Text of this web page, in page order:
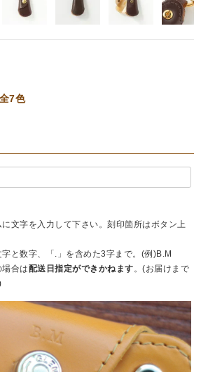
7色
文字を入力して下さい。刻印箇所はボタン上
と数字、「.」を含めた3字まで。(例)B.M
合は 配送日指定ができかねます。(お届けまで